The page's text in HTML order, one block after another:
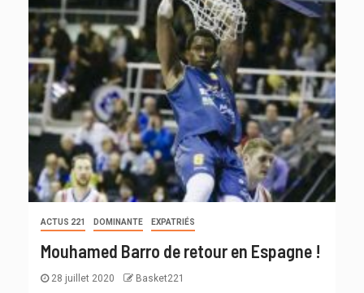
ACTUS 221 DOMINANTE EXPATRIÉS
Mouhamed Barro de retour en Espagne !
28 juillet 2020 Basket221